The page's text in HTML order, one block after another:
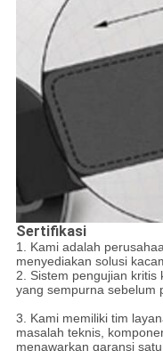
Sertifikasi
1. Kami adalah
menyediakan solusi
2. Sistem pengujian kritis
yang sempurna sebelum
3. Kami memiliki tim
masalah teknis,
menawarkan garansi